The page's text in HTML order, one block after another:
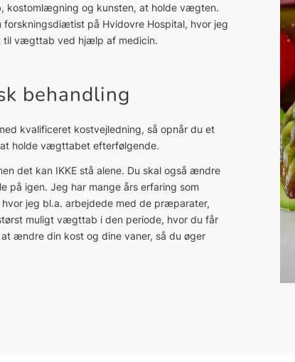
kostomlægning og kunsten, at holde vægten.
på Hvidovre Hospital, hvor jeg
til vægttab ved hjælp af medicin.
behandling
kvalificeret kostvejledning, så opnår du et
holde vægttabet efterfølgende.
det kan IKKE stå alene. Du skal også ændre
på igen. Jeg har mange års erfaring som
jeg bl.a. arbejdede med de præparater,
muligt vægttab i den periode, hvor du får
ændre din kost og dine vaner, så du øger